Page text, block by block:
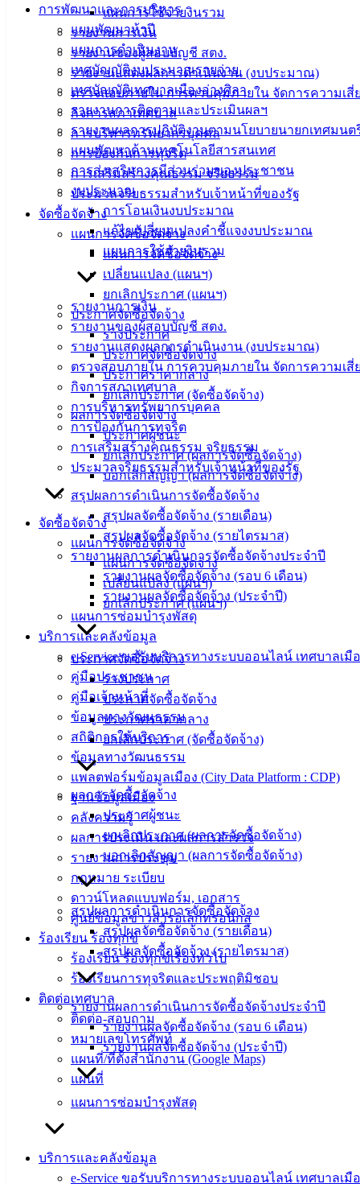
แผนการใช้จ่ายงินรวม
รายงานการเงิน
รายงานของผู้สอบบัญชี สตง.
รายงานแสดงผลการดำเนินงาน (งบประมาณ)
ตรวจสอบภายใน การควบคุมภายใน จัดการความเสี่
กิจการสภาเทศบาล
การบริหารทรัพยากรบุคคล
การป้องกันการทุจริต
การเสริมสร้างคุณธรรม จริยธรรม
ประมวลจริยธรรมสำหรับเจ้าหน้าที่ของรัฐ
จัดซื้อจัดจ้าง
แผนการจัดซื้อจัดจ้าง
แผนการจัดซื้อจัดจ้าง
เปลี่ยนแปลง (แผนฯ)
ยกเลิกประกาศ (แผนฯ)
ประกาศจัดซื้อจัดจ้าง
ร่างประกาศ
ประกาศจัดซื้อจัดจ้าง
ประกาศราคากลาง
ยกเลิกประกาศ (จัดซื้อจัดจ้าง)
ผลการจัดซื้อจัดจ้าง
ประกาศผู้ชนะ
ยกเลิกประกาศ (ผลการจัดซื้อจัดจ้าง)
บอกเลิกสัญญา (ผลการจัดซื้อจัดจ้าง)
สรุปผลการดำเนินการจัดซื้อจัดจ้าง
สรุปผลจัดซื้อจัดจ้าง (รายเดือน)
สรุปผลจัดซื้อจัดจ้าง (รายไตรมาส)
รายงานผลการดำเนินการจัดซื้อจัดจ้างประจำปี
รายงานผลจัดซื้อจัดจ้าง (รอบ 6 เดือน)
รายงานผลจัดซื้อจัดจ้าง (ประจำปี)
แผนการซ่อมบำรุงพัสดุ
บริการและคลังข้อมูล
e-Service ขอรับบริการทางระบบออนไลน์ เทศบาลเมื
คู่มือประชาชน
คู่มือเจ้าหน้าที่
ข้อมูลทางวัฒนธรรม
สถิติการให้บริการ
ข้อมูลทางวัฒนธรรม
แพลตฟอร์มข้อมูลเมือง (City Data Platform : CDP)
ฐานข้อมูลเมือง
คลังความรู้
ผลการประเมิน และผลการสำรวจ
รายงานการประชุม
กฎหมาย ระเบียบ
ดาวน์โหลดแบบฟอร์ม, เอกสาร
ศูนย์ข้อมูลข่าวสารอิเล็กทรอนิกส์
ร้องเรียน ร้องทุกข์
ร้องเรียน ร้องทุกข์เรื่องทั่วไป
ร้องเรียนการทุจริตและประพฤติมิชอบ
ติดต่อเทศบาล
ติดต่อ-สอบถาม
หมายเลขโทรศัพท์
แผนที่/ที่ตั้งสำนักงาน (Google Maps)
แผนที่
การพัฒนาและการบริหาร
แผนพัฒนาห้าปี
แผนการดำเนินงาน
เทศบัญญัติงบประมาณรายจ่าย
เทศบัญญัติเทศบาลเมืองอ่างศิลา
รายงานการติดตามและประเมินผลฯ
รายงานผลการปฏิบัติงานตามนโยบายนายกเทศมนต
แผนพัฒนาด้านเทคโนโลยีสารสนเทศ
การส่งเสริมการมีส่วนร่วมของประชาชน
งบประมาณ
การโอนเงินงบประมาณ
แก้ไขเปลี่ยนแปลงคำชี้แจงงบประมาณ
แผนการใช้จ่ายงินรวม
รายงานการเงิน
รายงานของผู้สอบบัญชี สตง.
รายงานแสดงผลการดำเนินงาน (งบประมาณ)
ตรวจสอบภายใน การควบคุมภายใน จัดการความเสี่
กิจการสภาเทศบาล
การบริหารทรัพยากรบุคคล
การป้องกันการทุจริต
การเสริมสร้างคุณธรรม จริยธรรม
ประมวลจริยธรรมสำหรับเจ้าหน้าที่ของรัฐ
จัดซื้อจัดจ้าง
แผนการจัดซื้อจัดจ้าง
แผนการจัดซื้อจัดจ้าง
เปลี่ยนแปลง (แผนฯ)
ยกเลิกประกาศ (แผนฯ)
ประกาศจัดซื้อจัดจ้าง
ร่างประกาศ
ประกาศจัดซื้อจัดจ้าง
ประกาศราคากลาง
ยกเลิกประกาศ (จัดซื้อจัดจ้าง)
ผลการจัดซื้อจัดจ้าง
ประกาศผู้ชนะ
ยกเลิกประกาศ (ผลการจัดซื้อจัดจ้าง)
บอกเลิกสัญญา (ผลการจัดซื้อจัดจ้าง)
สรุปผลการดำเนินการจัดซื้อจัดจ้าง
สรุปผลจัดซื้อจัดจ้าง (รายเดือน)
สรุปผลจัดซื้อจัดจ้าง (รายไตรมาส)
รายงานผลการดำเนินการจัดซื้อจัดจ้างประจำปี
รายงานผลจัดซื้อจัดจ้าง (รอบ 6 เดือน)
รายงานผลจัดซื้อจัดจ้าง (ประจำปี)
แผนการซ่อมบำรุงพัสดุ
บริการและคลังข้อมูล
e-Service ขอรับบริการทางระบบออนไลน์ เทศบาลเมื
อ่างศิลา 90/338
อ.เมือง จ.ชลบุรี
142-100-104
บริการ
ดาวน์โหลด
แบบ
ฟอร์ม,
เอกสาร
คู่มือ
สำหรับ
ประชาชน/
คู่มือการ
ปฏิบัติ
งาน
ข่าวสาร
น่ารู้
ศุนย์
ข้อมูล
ข่าวสาร
อิเล็กทรอนิกส์
องค์
ความรู้
(Knowledge
Management)
เทศบาล
สายตรง
ประวัติ